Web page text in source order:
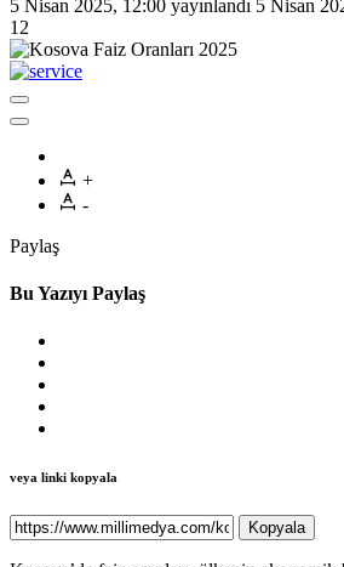
5 Nisan 2025, 12:00 yayınlandı 5 Nisan
12
+
-
Paylaş
Bu Yazıyı Paylaş
veya linki kopyala
Kopyala